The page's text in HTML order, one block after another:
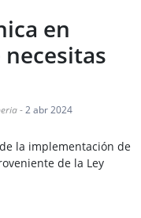
en
necesitas
- 2 abr 2024
la implementación de
de la Ley